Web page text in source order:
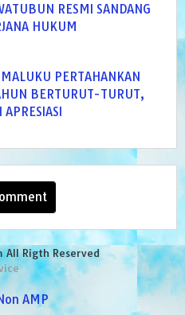
RESMI SANDANG
HUKUM
PERTAHANKAN
BERTURUT-TURUT,
APRESIASI
Rigth Reserved
AMP